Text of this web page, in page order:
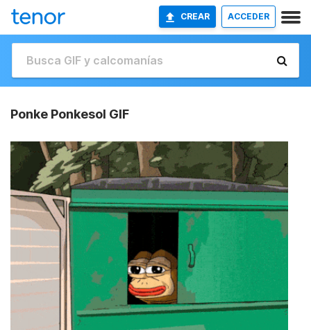
CREAR ACCEDER
Ponke Ponkesol GIF